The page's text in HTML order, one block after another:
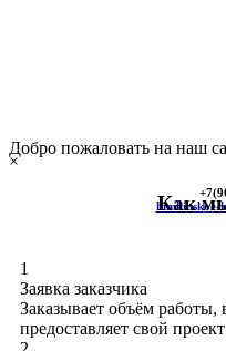
Добро пожаловать на наш
himkinskoe-
×
Как
1
Заявка заказчика
Заказывает объём
предоставляет свой